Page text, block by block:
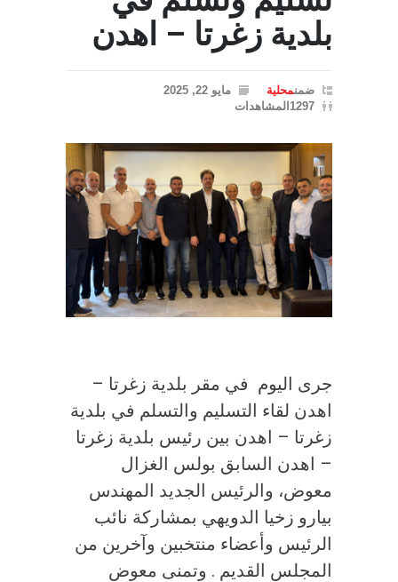
بلدية زغرتا – اهدن
ضمنمحلية
مايو 22, 2025
1297المشاهدات
جرى اليوم في مقر بلدية زغرتا –
اهدن لقاء التسليم والتسلم في بلدية
زغرتا – اهدن بين رئيس بلدية زغرتا
– اهدن السابق بولس الغزال
معوض، والرئيس الجديد المهندس
بيارو زخيا الدويهي بمشاركة نائب
الرئيس وأعضاء منتخبين وآخرين من
المجلس القديم . وتمنى معوض